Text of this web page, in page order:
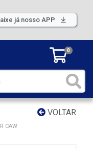
já nosso APP
0
VOLTAR
CAW